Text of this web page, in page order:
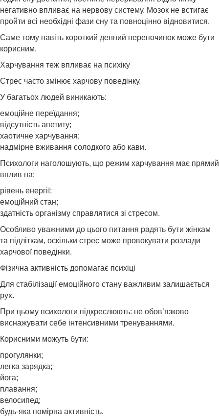
негативно впливає на нервову систему. Мозок не встигає
пройти всі необхідні фази сну та повноцінно відновитися.
Саме тому навіть короткий денний перепочинок може бути
корисним.
Харчування теж впливає на психіку
Стрес часто змінює харчову поведінку.
У багатьох людей виникають:
емоційне переїдання;
відсутність апетиту;
хаотичне харчування;
надмірне вживання солодкого або кави.
Психологи наголошують, що режим харчування має прямий
вплив на:
рівень енергії;
емоційний стан;
здатність організму справлятися зі стресом.
Особливо уважними до цього питання радять бути жінкам
та підліткам, оскільки стрес може провокувати розлади
харчової поведінки.
Фізична активність допомагає психіці
Для стабілізації емоційного стану важливим залишається
рух.
При цьому психологи підкреслюють: не обов’язково
виснажувати себе інтенсивними тренуваннями.
Корисними можуть бути:
прогулянки;
легка зарядка;
йога;
плавання;
велосипед;
будь-яка помірна активність.